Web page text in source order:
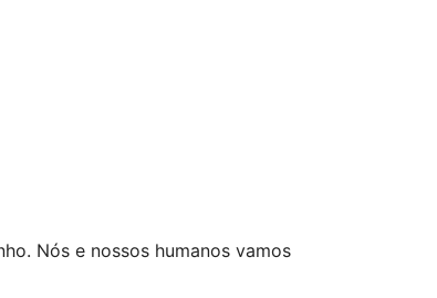
Nós e nossos humanos vamos